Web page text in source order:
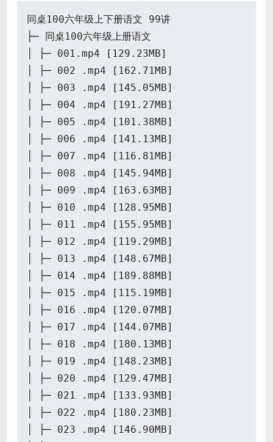
同桌100六年级上下册语文 99讲
├─ 同桌100六年级上册语文
│ ├─ 001.mp4 [129.23MB]
│ ├─ 002 .mp4 [162.71MB]
│ ├─ 003 .mp4 [145.05MB]
│ ├─ 004 .mp4 [191.27MB]
│ ├─ 005 .mp4 [101.38MB]
│ ├─ 006 .mp4 [141.13MB]
│ ├─ 007 .mp4 [116.81MB]
│ ├─ 008 .mp4 [145.94MB]
│ ├─ 009 .mp4 [163.63MB]
│ ├─ 010 .mp4 [128.95MB]
│ ├─ 011 .mp4 [155.95MB]
│ ├─ 012 .mp4 [119.29MB]
│ ├─ 013 .mp4 [148.67MB]
│ ├─ 014 .mp4 [189.88MB]
│ ├─ 015 .mp4 [115.19MB]
│ ├─ 016 .mp4 [120.07MB]
│ ├─ 017 .mp4 [144.07MB]
│ ├─ 018 .mp4 [180.13MB]
│ ├─ 019 .mp4 [148.23MB]
│ ├─ 020 .mp4 [129.47MB]
│ ├─ 021 .mp4 [133.93MB]
│ ├─ 022 .mp4 [180.23MB]
│ ├─ 023 .mp4 [146.90MB]